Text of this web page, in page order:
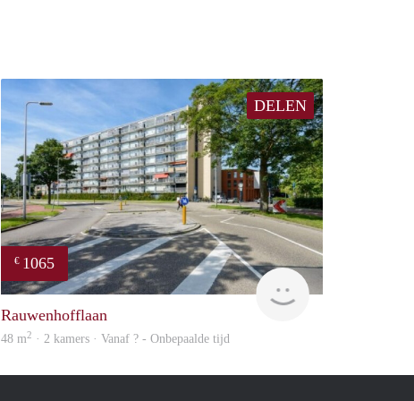
DELEN
€ 1065
rent
Rauwenhofflaan
48 m2 · 2 kamers · Vanaf ? - Onbepaalde tijd